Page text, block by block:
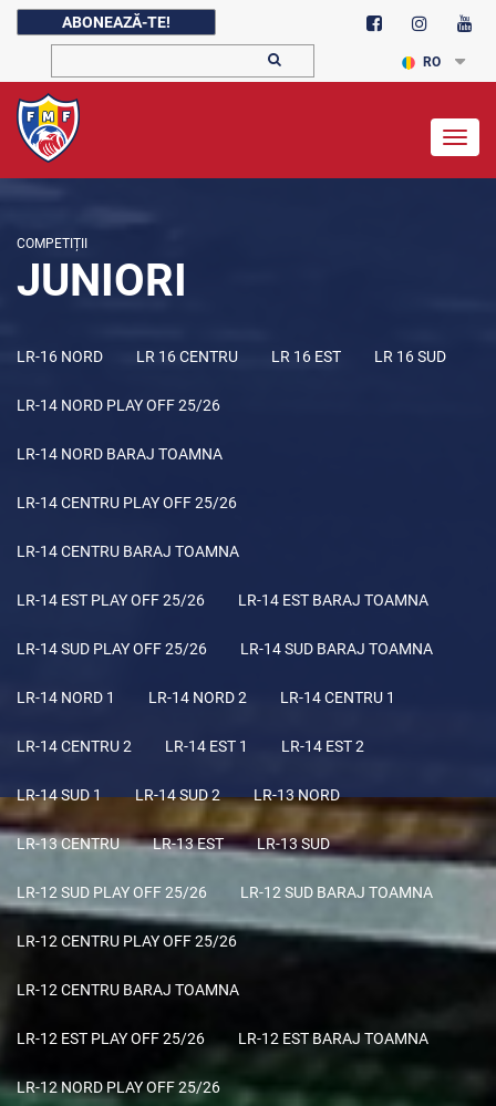
ABONEAZĂ-TE!
RO
COMPETIȚII
JUNIORI
LR-16 NORD LR 16 CENTRU LR 16 EST LR 16 SUD
LR-14 NORD PLAY OFF 25/26
LR-14 NORD BARAJ TOAMNA
LR-14 CENTRU PLAY OFF 25/26
LR-14 CENTRU BARAJ TOAMNA
LR-14 EST PLAY OFF 25/26 LR-14 EST BARAJ TOAMNA
LR-14 SUD PLAY OFF 25/26 LR-14 SUD BARAJ TOAMNA
LR-14 NORD 1 LR-14 NORD 2 LR-14 CENTRU 1
LR-14 CENTRU 2 LR-14 EST 1 LR-14 EST 2
LR-14 SUD 1 LR-14 SUD 2 LR-13 NORD
LR-13 CENTRU LR-13 EST LR-13 SUD
LR-12 SUD PLAY OFF 25/26 LR-12 SUD BARAJ TOAMNA
LR-12 CENTRU PLAY OFF 25/26
LR-12 CENTRU BARAJ TOAMNA
LR-12 EST PLAY OFF 25/26 LR-12 EST BARAJ TOAMNA
LR-12 NORD PLAY OFF 25/26